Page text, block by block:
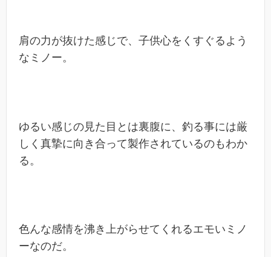
肩の力が抜けた感じで、子供心をくすぐるよう
なミノー。
ゆるい感じの見た目とは裏腹に、釣る事には厳
しく真摯に向き合って製作されているのもわか
る。
色んな感情を沸き上がらせてくれるエモいミノ
ーなのだ。